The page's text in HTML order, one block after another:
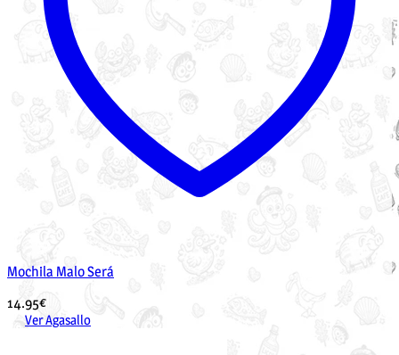
Mochila Malo Será
14.95€
Ver Agasallo